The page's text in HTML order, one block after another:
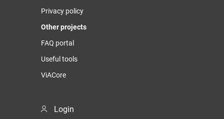
Privacy policy
Other projects
FAQ portal
Useful tools
ViACore
Login